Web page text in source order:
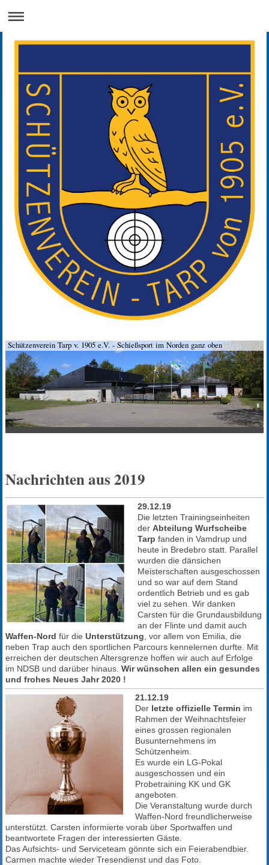
Schützenverein Tarp v. 1905 e.V. - Schießsport im Norden ganz oben
Nachrichten aus 2019
29.12.19
Die letzten Trainingseinheiten
der Abteilung Wurfscheibe
Tarp fanden in Vamdrup und
heute in Bredebro statt. Parallel
wurden die dänsichen
Meisterschaften ausgeschossen
und so war auf dem Stand
ordentlich Betrieb und es gab
viel zu sehen. Wir danken
Carsten für die Grundausbildung
an der Flinte und damit auch
Waffen-Nord für die Unterstützung , vor allem von Emilia, die
neben Trap auch den sportlichen Parcours kennelernen durfte. Mit
erreichen der deutschen Altersgrenze hoffen wir auch auf Erfolge
im NDSB und darüber hinaus. Wir wünschen allen ein gesundes
und frohes Neues Jahr 2020 !
21.12.19
Der letzte offizielle Termin im
Rahmen der Weihnachtsfeier
eines grossen regionalen
Busunternehmens im
Schützenheim.
Es wurde ein LG-Pokal
ausgeschossen und ein
Probetraining KK und GK
angeboten.
Die Veranstaltung wurde durch
Waffen-Nord freundlicherweise
unterstützt. Carsten informierte vorab über Sportwaffen und
beantwortete Fragen der interessierten Gäste.
Das Aufsichts- und Serviceteam gönnte sich ein Feierabendbier.
Carmen machte wieder Tresendienst und das Foto.